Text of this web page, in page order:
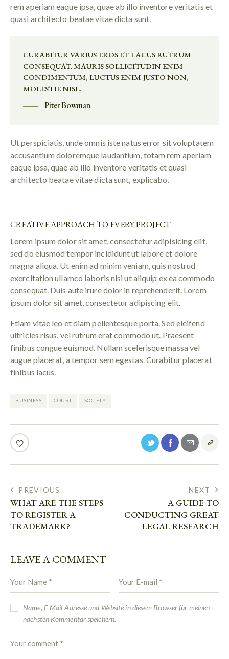
rem aperiam eaque ipsa, quae ab illo inventore veritatis et
quasi architecto beatae vitae dicta sunt.
CURABITUR VARIUS EROS ET LACUS RUTRUM
CONSEQUAT. MAURIS SOLLICITUDIN ENIM
CONDIMENTUM, LUCTUS ENIM JUSTO NON,
MOLESTIE NISL.
Piter Bowman
Ut perspiciatis, unde omnis iste natus error sit voluptatem
accusantium doloremque laudantium, totam rem aperiam
eaque ipsa, quae ab illo inventore veritatis et quasi
architecto beatae vitae dicta sunt, explicabo.
CREATIVE APPROACH TO EVERY PROJECT
Lorem ipsum dolor sit amet, consectetur adipisicing elit,
sed do eiusmod tempor incididunt ut labore et dolore
magna aliqua. Ut enim ad minim veniam, quis nostrud
exercitation ullamco laboris nisi ut aliquip ex ea commodo
consequat. Duis aute irure dolor in reprehenderit. Lorem
ipsum dolor sit amet, consectetur adipiscing elit.
Etiam vitae leo et diam pellentesque porta. Sed eleifend
ultricies risus, vel rutrum erat commodo ut. Praesent
finibus congue euismod. Nullam scelerisque massa vel
augue placerat, a tempor sem egestas. Curabitur placerat
finibus lacus.
BUSINESS COURT SOCIETY
PREVIOUS
WHAT ARE THE STEPS
TO REGISTER A
TRADEMARK?
NEXT
A GUIDE TO
CONDUCTING GREAT
LEGAL RESEARCH
LEAVE A COMMENT
Name, E-Mail-Adresse und Website in diesem Browser für meinen
nächsten Kommentar speichern.